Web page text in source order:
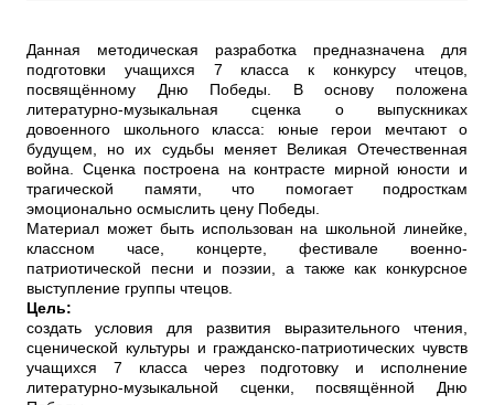
Данная методическая разработка предназначена для
подготовки учащихся 7 класса к конкурсу чтецов,
посвящённому Дню Победы. В основу положена
литературно-музыкальная сценка о выпускниках
довоенного школьного класса: юные герои мечтают о
будущем, но их судьбы меняет Великая Отечественная
война. Сценка построена на контрасте мирной юности и
трагической памяти, что помогает подросткам
эмоционально осмыслить цену Победы.
Материал может быть использован на школьной линейке,
классном часе, концерте, фестивале военно-
патриотической песни и поэзии, а также как конкурсное
выступление группы чтецов.
Цель:
создать условия для развития выразительного чтения,
сценической культуры и гражданско-патриотических чувств
учащихся 7 класса через подготовку и исполнение
литературно-музыкальной сценки, посвящённой Дню